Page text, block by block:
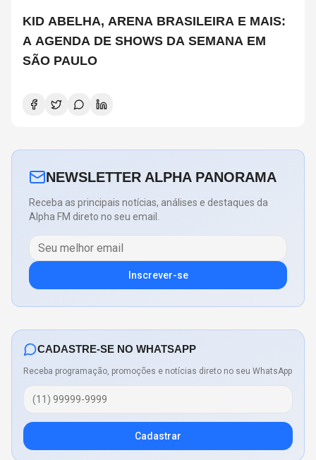
KID ABELHA, ARENA BRASILEIRA E MAIS:
A AGENDA DE SHOWS DA SEMANA EM
SÃO PAULO
NEWSLETTER ALPHA PANORAMA
Receba as principais notícias, análises e destaques da
Alpha FM direto no seu email.
Inscrever-se
CADASTRE-SE NO WHATSAPP
Receba programação, promoções e notícias direto no seu WhatsApp
Cadastrar